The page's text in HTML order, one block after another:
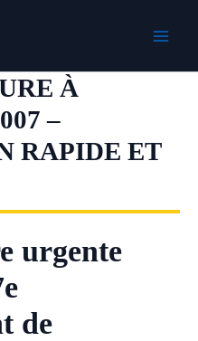
À
–
RAPIDE ET
urgente
de